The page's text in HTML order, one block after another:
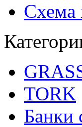
Схема
TORK
Банки